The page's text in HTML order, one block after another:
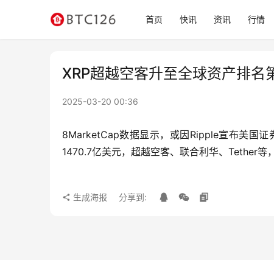
首页 快讯 资讯 行情
XRP超越空客升至全球资产排名
2025-03-20 00:36
8MarketCap数据显示，或因Ripple宣布美国证
1470.7亿美元，超越空客、联合利华、Tether等
生成海报 分享到: